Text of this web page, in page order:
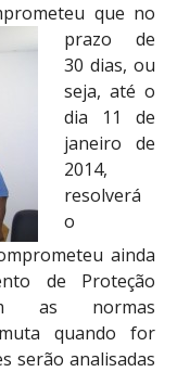
que no
prazo de
30 dias, ou
seja, até o
dia 11 de
janeiro de
2014,
resolverá
o
ainda
de Proteção
as normas
quando for
serão analisadas